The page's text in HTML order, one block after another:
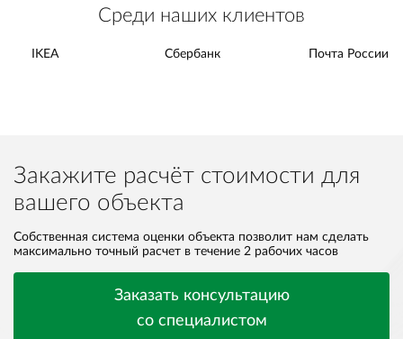
Среди наших клиентов
IKEA Сбербанк Почта России
Закажите расчёт стоимости для
вашего объекта
Собственная система оценки объекта позволит нам сделать
максимально точный расчет в течение 2 рабочих часов
Заказать консультацию
со специалистом